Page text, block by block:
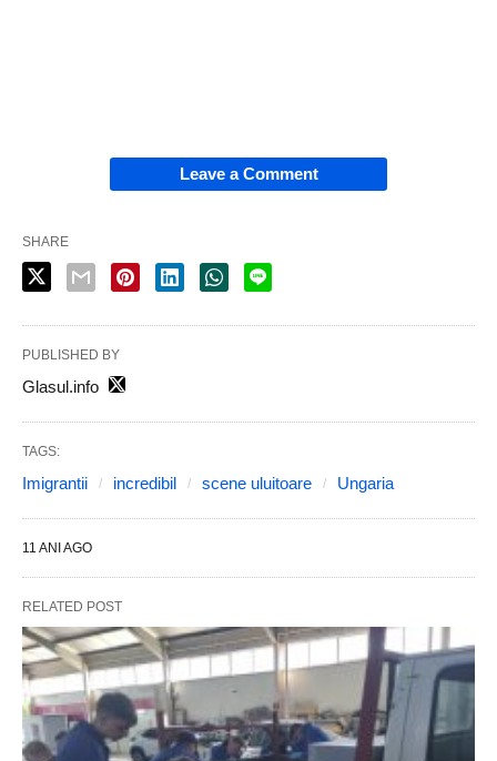
Leave a Comment
SHARE
PUBLISHED BY
Glasul.info
TAGS:
Imigrantii incredibil scene uluitoare Ungaria
11 ANI AGO
RELATED POST